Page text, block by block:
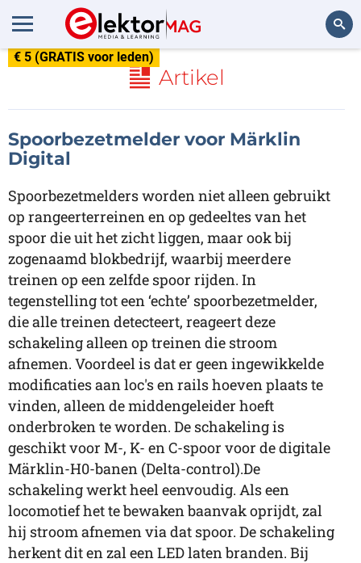
€ 5 (GRATIS voor leden)
Artikel
Spoorbezetmelder voor Märklin
Digital
Spoorbezetmelders worden niet alleen gebruikt
op rangeerterreinen en op gedeeltes van het
spoor die uit het zicht liggen, maar ook bij
zogenaamd blokbedrijf, waarbij meerdere
treinen op een zelfde spoor rijden. In
tegenstelling tot een ‘echte’ spoorbezetmelder,
die alle treinen detecteert, reageert deze
schakeling alleen op treinen die stroom
afnemen. Voordeel is dat er geen ingewikkelde
modificaties aan loc's en rails hoeven plaats te
vinden, alleen de middengeleider hoeft
onderbroken te worden. De schakeling is
geschikt voor M-, K- en C-spoor voor de digitale
Märklin-H0-banen (Delta-control).De
schakeling werkt heel eenvoudig. Als een
locomotief het te bewaken baanvak oprijdt, zal
hij stroom afnemen via dat spoor. De schakeling
herkent dit en zal een LED laten branden. Bij